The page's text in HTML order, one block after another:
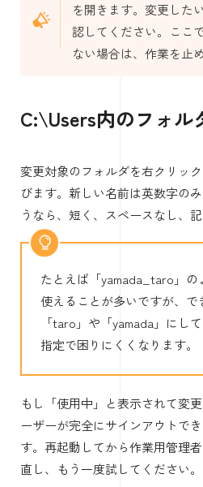
を開きます。変更した
認してください。ここ
ない場合は、作業を止
C:\Users内のフォル
変更対象のフォルダを右クリッ
びます。新しい名前は英数字の
うなら、短く、スペースなし、
たとえば「yamada_taro」の
使えることが多いですが、で
「taro」や「yamada」にし
指定で困りにくくなります。
もし「使用中」と表示されて変
ーザーが完全にサインアウトで
す。再起動してから作業用管理
直し、もう一度試してください。